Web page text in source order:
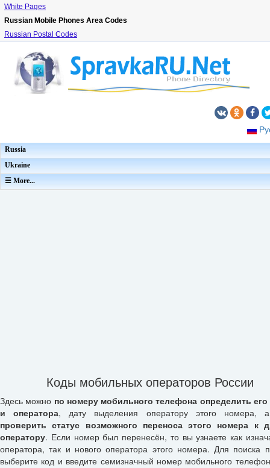
White Pages
Russian Mobile Phones Area Codes
Russian Postal Codes
Russia
Ukraine
☰ More...
Коды мобильных операторов России
Здесь можно по номеру мобильного телефона определить его
и оператора, дату выделения оператору этого номера,
проверить статус возможного переноса этого номера к
оператору. Если номер был перенесён, то вы узнаете как
оператора, так и нового оператора этого номера. Для поиска
выберите код и введите семизначный номер мобильного